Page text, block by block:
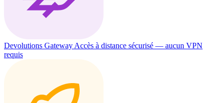
Devolutions Gateway Accès à distance sécurisé — aucun VPN
requis